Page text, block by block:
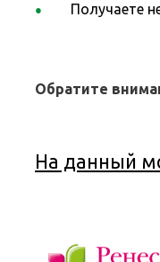
Получаете
Обратите
На данный